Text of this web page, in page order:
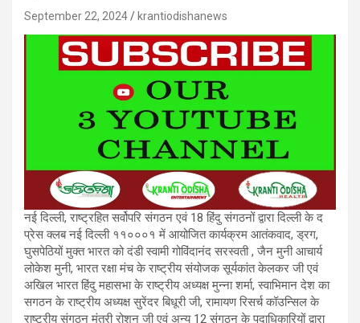
September 22, 2024 krantiodishanews
नई दिल्ली, राष्ट्रहित सर्वोपरि संगठन एवं 18 हिंदु संगठनों द्वारा दिल्ली के द
प्रेस क्लब नई दिल्ली ११०००१ में आयोजित कार्यक्रम आतंकवाद, ड्रग,
घुसपेठियों मुक्त भारत को दंडी स्वामी गोविंदानंद सरस्वती , जैन मुनी आचार्य
लोकेश मुनी, भारत रक्षा मंच के राष्ट्रीय संयोजक सूर्यकांत केलकर जी एवं
अखिल भारत हिंदु महासभा के राष्ट्रीय अध्यक्ष मुन्ना शर्मा, स्वाभिमान देश का
सगठन के राष्ट्रीय अध्यक्ष सुरेंदर बिधूरी जी, रामायण रिसर्च कॉउन्सिल के
राष्ट्रीय संगठन मंत्री रोशन जी एवं अन्य 12 संगठन के पदाधिकारियों द्वारा